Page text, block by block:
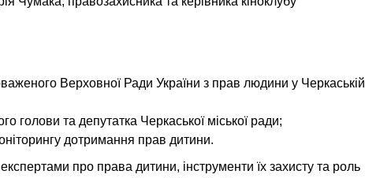
Верховної Ради України з прав людини у Черкаській
голови та депутатка Черкаської міської ради;
дотримання прав дитини.
про права дитини, інструменти їх захисту та роль